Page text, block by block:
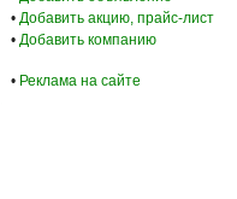
• Добавить акцию, прайс-лист
• Добавить компанию
• Реклама на сайте